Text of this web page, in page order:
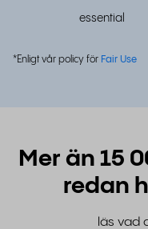
essential
*Enligt vår policy för Fair Use
Mer än 15
redan
läs vad